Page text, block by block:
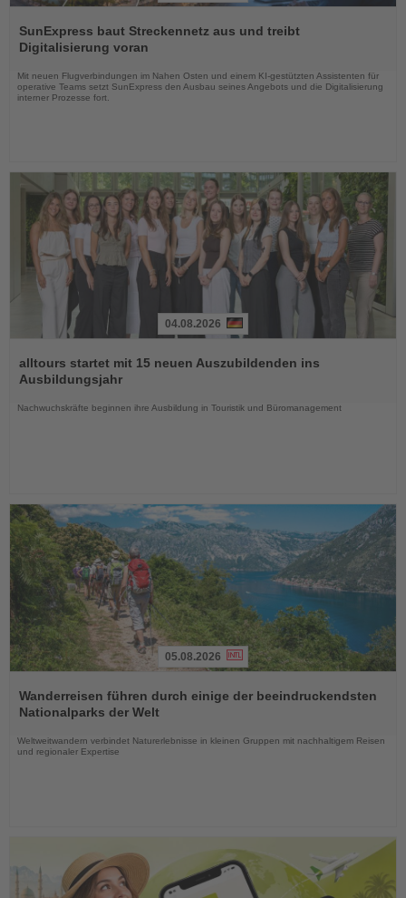
Sie
die
Nachrichten
SunExpress baut Streckennetz aus und treibt
Digitalisierung voran
Mit neuen Flugverbindungen im Nahen Osten und einem KI-gestützten Assistenten für
operative Teams setzt SunExpress den Ausbau seines Angebots und die Digitalisierung
interner Prozesse fort.
Sie
die
04.08.2026
alltours startet mit 15 neuen Auszubildenden ins
Ausbildungsjahr
Nachwuchskräfte beginnen ihre Ausbildung in Touristik und Büromanagement
Sie
die
Nachrichten
05.08.2026
Wanderreisen führen durch einige der beeindruckendsten
Nationalparks der Welt
Weltweitwandern verbindet Naturerlebnisse in kleinen Gruppen mit nachhaltigem Reisen
und regionaler Expertise